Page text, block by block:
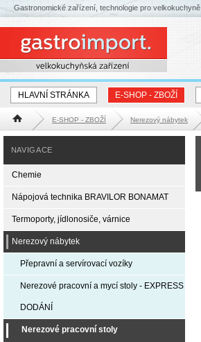
HLAVNÍ STRÁNKA E-SHOP - ZBOŽÍ
Hlavní stránka E-SHOP - ZBOŽÍ Nerezový nábytek
NAVIGACE
Chemie
Nápojová technika BRAVILOR BONAMAT
Termoporty, jídlonosiče, várnice
Nerezový nábytek
Přepravní a servírovací vozíky
Nerezové pracovní a mycí stoly - EXPRESS
DODÁNÍ
Nerezové pracovní stoly
Gastronomické zařízení, technologie pro velkokuchyně